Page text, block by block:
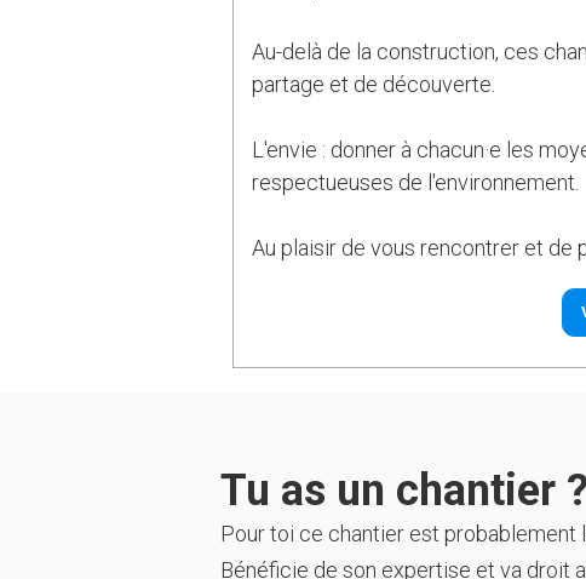
Au-delà de la construction, ces
partage et de découverte.
L'envie : donner à chacun·e les
respectueuses de l'environnement.
Au plaisir de vous rencontrer et de
Tu as un chantier
Pour toi ce chantier est probablement
Bénéficie de son expertise et va droit